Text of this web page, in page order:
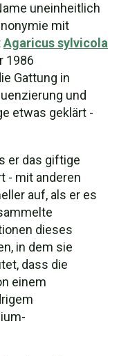
uneinheitlich
mit
Agaricus sylvicola
1986
Gattung in
und
etwas geklärt -
er das giftige
- mit anderen
auf, als er es
dieses
in dem sie
dass die
einem